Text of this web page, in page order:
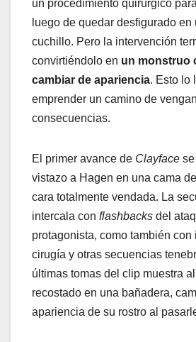
un procedimiento quirúrgico
luego de quedar desfigurado en
cuchillo. Pero la intervención
convirtiéndolo en un monstruo
cambiar de apariencia. Esto lo
emprender un camino de
consecuencias.
El primer avance de Clayface
vistazo a Hagen en una cama
cara totalmente vendada. La
intercala con flashbacks del
protagonista, como también con
cirugía y otras secuencias
últimas tomas del clip muestra
recostado en una bañadera,
apariencia de su rostro al